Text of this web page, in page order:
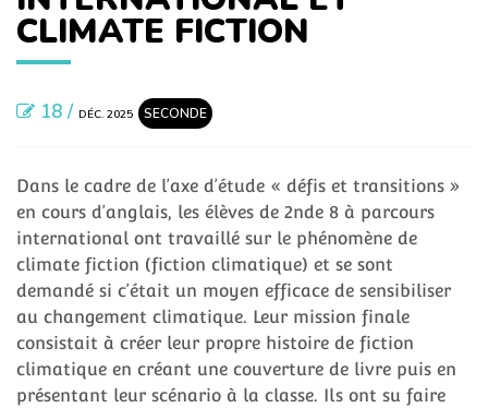
CLIMATE FICTION
18 / DÉC. 2025 SECONDE
Dans le cadre de l’axe d’étude « défis et transitions »
en cours d’anglais, les élèves de 2nde 8 à parcours
international ont travaillé sur le phénomène de
climate fiction (fiction climatique) et se sont
demandé si c’était un moyen efficace de sensibiliser
au changement climatique. Leur mission finale
consistait à créer leur propre histoire de fiction
climatique en créant une couverture de livre puis en
présentant leur scénario à la classe. Ils ont su faire